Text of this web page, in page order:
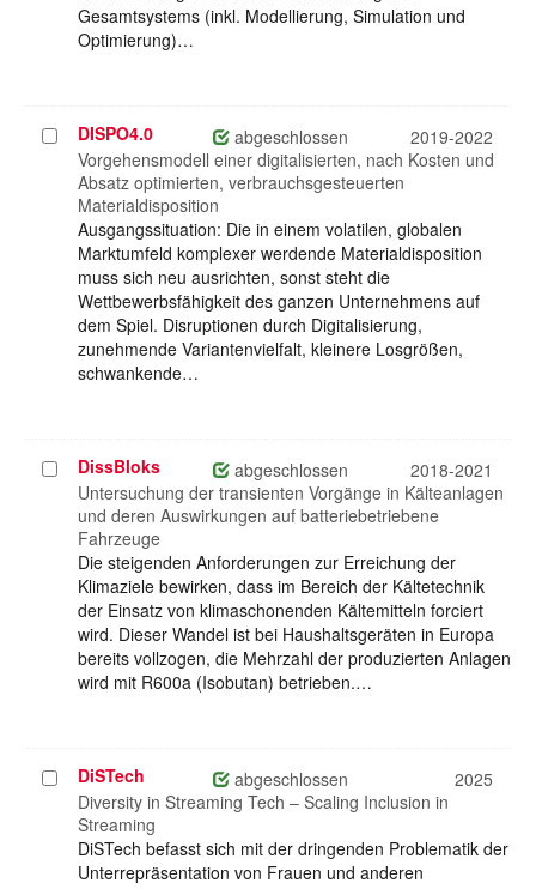
Gesamtsystems (inkl. Modellierung, Simulation und
Optimierung)…
Projekt
auswählen
DISPO4.0 abgeschlossen
2019-2022
Vorgehensmodell einer digitalisierten, nach Kosten und
Absatz optimierten, verbrauchsgesteuerten
Materialdisposition
Ausgangssituation: Die in einem volatilen, globalen
Marktumfeld komplexer werdende Materialdisposition
muss sich neu ausrichten, sonst steht die
Wettbewerbsfähigkeit des ganzen Unternehmens auf
dem Spiel. Disruptionen durch Digitalisierung,
zunehmende Variantenvielfalt, kleinere Losgrößen,
schwankende…
Projekt
auswählen
DissBloks abgeschlossen
2018-2021
Untersuchung der transienten Vorgänge in Kälteanlagen
und deren Auswirkungen auf batteriebetriebene
Fahrzeuge
Die steigenden Anforderungen zur Erreichung der
Klimaziele bewirken, dass im Bereich der Kältetechnik
der Einsatz von klimaschonenden Kältemitteln forciert
wird. Dieser Wandel ist bei Haushaltsgeräten in Europa
bereits vollzogen, die Mehrzahl der produzierten Anlagen
wird mit R600a (Isobutan) betrieben.…
Projekt
auswählen
DiSTech abgeschlossen
2025
Diversity in Streaming Tech – Scaling Inclusion in
Streaming
DiSTech befasst sich mit der dringenden Problematik der
Unterrepräsentation von Frauen und anderen